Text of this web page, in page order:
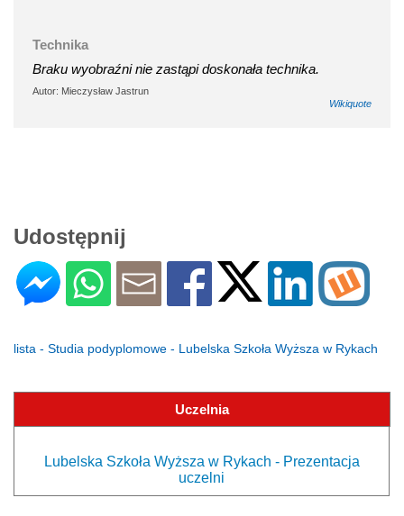
Technika
Braku wyobraźni nie zastąpi doskonała technika.
Autor: Mieczysław Jastrun
Wikiquote
Udostępnij
lista - Studia podyplomowe - Lubelska Szkoła Wyższa w Rykach
Uczelnia
Lubelska Szkoła Wyższa w Rykach - Prezentacja
uczelni